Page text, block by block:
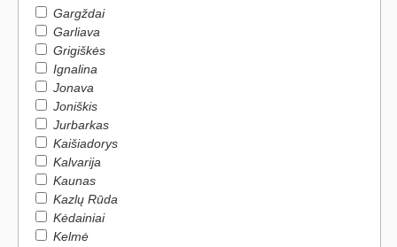
Gargždai
Garliava
Grigiškės
Ignalina
Jonava
Joniškis
Jurbarkas
Kaišiadorys
Kalvarija
Kaunas
Kazlų Rūda
Kėdainiai
Kelmė